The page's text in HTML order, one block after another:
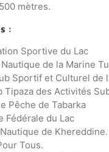
mètres.
:
Sportive du Lac
de la Marine
Sportif et Culturel de
Tipaza des Activités
Pêche de Tabarka
Fédérale du Lac
de Khereddine.
Tous.